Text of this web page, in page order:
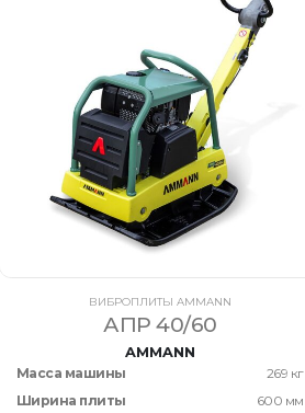
ВИБРОПЛИТЫ AMMANN
АПР 40/60
AMMANN
Масса машины
269 кг
Ширина плиты
600 мм